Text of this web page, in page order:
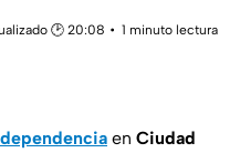
🕑 20:08
1 minuto lectura
en Ciudad